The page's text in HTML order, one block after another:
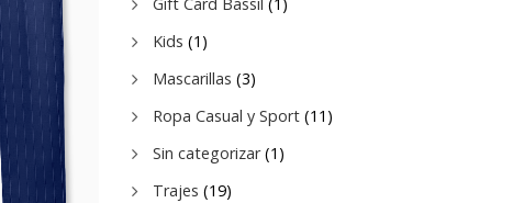
Kids (1)
Mascarillas (3)
Ropa Casual y Sport (11)
Sin categorizar (1)
Trajes (19)